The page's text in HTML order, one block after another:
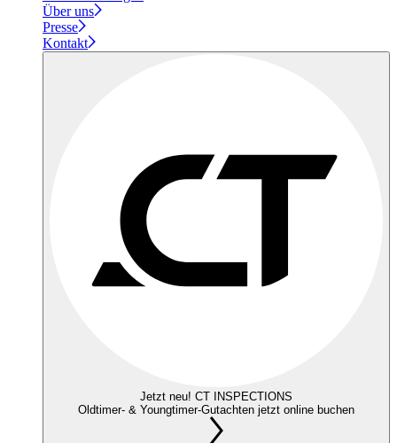
Über uns
Presse
Kontakt
Jetzt neu! CT INSPECTIONS
Oldtimer- & Youngtimer-Gutachten jetzt online buchen